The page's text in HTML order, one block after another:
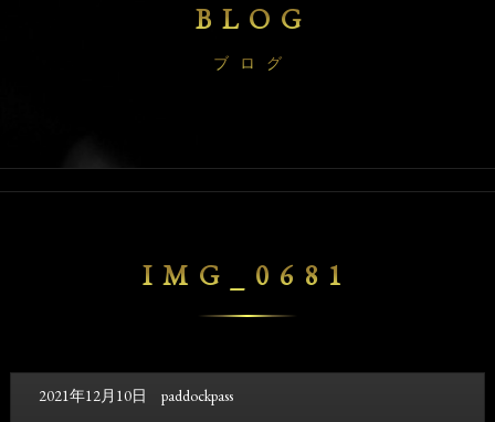
BLOG
ブログ
IMG_0681
2021年12月10日 paddockpass